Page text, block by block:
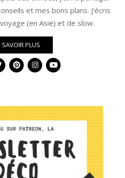
et mes bons plans. J'écris
(en Asie) et de slow.
SAVOIR PLUS